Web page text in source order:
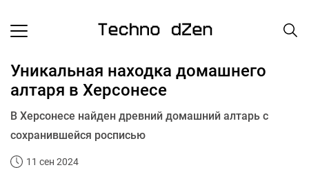
Уникальная находка домашнего
алтаря в Херсонесе
В Херсонесе найден древний домашний алтарь с
сохранившейся росписью
11 сен 2024